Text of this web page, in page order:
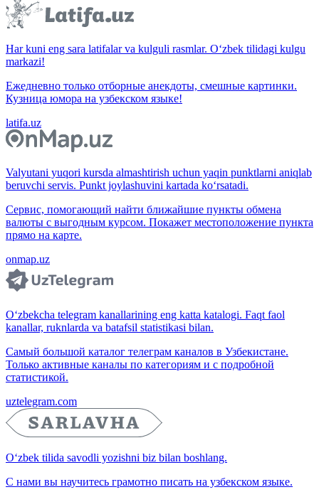
Har kuni eng sara latifalar va kulguli rasmlar. O‘zbek tilidagi kulgu
markazi!
Ежедневно только отборные анекдоты, смешные картинки.
Кузница юмора на узбекском языке!
latifa.uz
Valyutani yuqori kursda almashtirish uchun yaqin punktlarni aniqlab
beruvchi servis. Punkt joylashuvini kartada ko‘rsatadi.
Сервис, помогающий найти ближайшие пункты обмена
валюты с выгодным курсом. Покажет местоположение пункта
прямо на карте.
onmap.uz
O‘zbekcha telegram kanallarining eng katta katalogi. Faqt faol
kanallar, ruknlarda va batafsil statistikasi bilan.
Самый большой каталог телеграм каналов в Узбекистане.
Только активные каналы по категориям и с подробной
статистикой.
uztelegram.com
O‘zbek tilida savodli yozishni biz bilan boshlang.
С нами вы научитесь грамотно писать на узбекском языке.